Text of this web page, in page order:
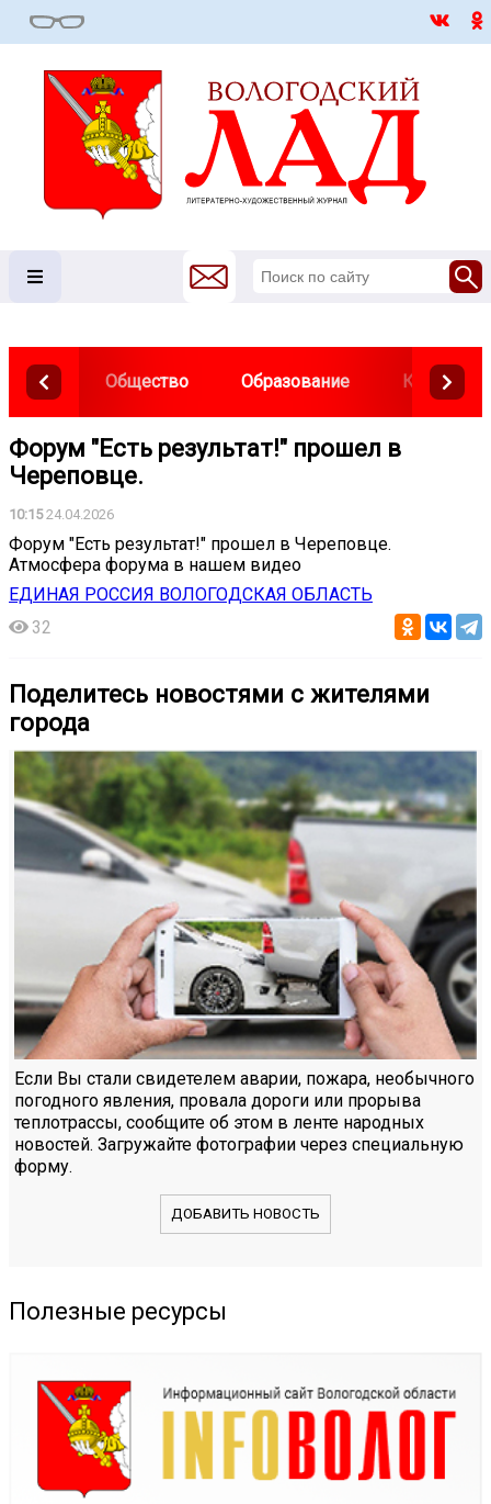
Общество Образование Культура
Форум "Есть результат!" прошел в
Череповце.
10:1524.04.2026
Форум "Есть результат!" прошел в Череповце.
Атмосфера форума в нашем видео
ЕДИНАЯ РОССИЯ ВОЛОГОДСКАЯ ОБЛАСТЬ
32
Поделитесь новостями с жителями
города
Если Вы стали свидетелем аварии, пожара, необычного
погодного явления, провала дороги или прорыва
теплотрассы, сообщите об этом в ленте народных
новостей. Загружайте фотографии через специальную
форму.
ДОБАВИТЬ НОВОСТЬ
Полезные ресурсы